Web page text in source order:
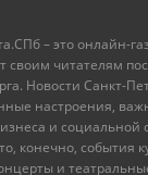
– это онлайн-
своим читателям
Новости Санкт-
настроения,
и социальной
конечно, события
и